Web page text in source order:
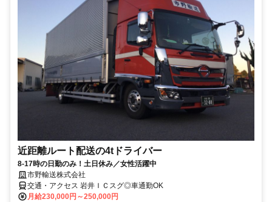
近距離ルート配送の4tドライバー
8-17時の日勤のみ！土日休み／女性活躍中
市野輸送株式会社
交通・アクセス 岩井ＩＣスグ◎車通勤OK
月給230,000円～250,000円